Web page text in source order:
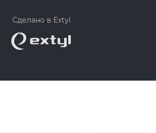
Сделано в Extyl